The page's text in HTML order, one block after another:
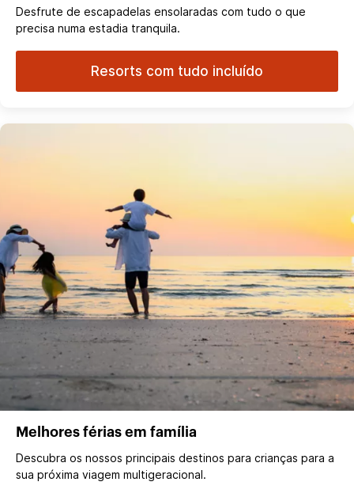
Desfrute de escapadelas ensolaradas com tudo o que
precisa numa estadia tranquila.
Resorts com tudo incluído
Melhores férias em família
Descubra os nossos principais destinos para crianças para a
sua próxima viagem multigeracional.